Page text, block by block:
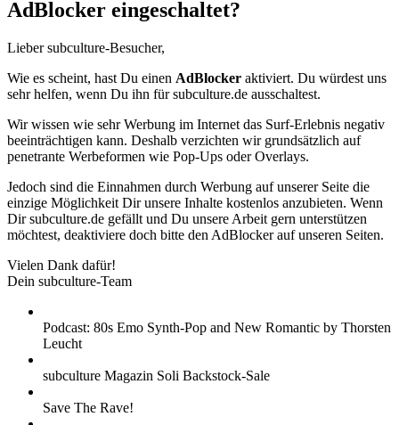
AdBlocker eingeschaltet?
Lieber subculture-Besucher,
Wie es scheint, hast Du einen AdBlocker aktiviert. Du würdest uns
sehr helfen, wenn Du ihn für subculture.de ausschaltest.
Wir wissen wie sehr Werbung im Internet das Surf-Erlebnis negativ
beeinträchtigen kann. Deshalb verzichten wir grundsätzlich auf
penetrante Werbeformen wie Pop-Ups oder Overlays.
Jedoch sind die Einnahmen durch Werbung auf unserer Seite die
einzige Möglichkeit Dir unsere Inhalte kostenlos anzubieten. Wenn
Dir subculture.de gefällt und Du unsere Arbeit gern unterstützen
möchtest, deaktiviere doch bitte den AdBlocker auf unseren Seiten.
Vielen Dank dafür!
Dein subculture-Team
Podcast: 80s Emo Synth-Pop and New Romantic by Thorsten
Leucht
subculture Magazin Soli Backstock-Sale
Save The Rave!